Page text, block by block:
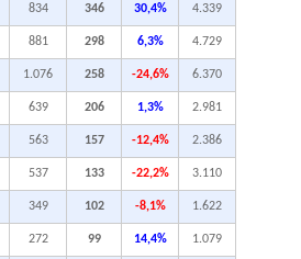
834 346 30,4% 4.339
881 298 6,3% 4.729
1.076 258 -24,6% 6.370
639 206 1,3% 2.981
563 157 -12,4% 2.386
537 133 -22,2% 3.110
349 102 -8,1% 1.622
272 99 14,4% 1.079